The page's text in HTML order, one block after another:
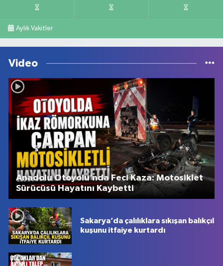
Aylık Vakitler
Video
Anadolu Otoyolu’nda Feci Kaza: Motosiklet
Sürücüsü Hayatını Kaybetti
Sakarya’da çalılıklara sıkışan balıkçıl
kuşunu itfaiye kurtardı